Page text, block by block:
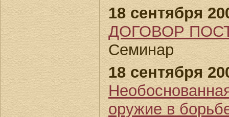
18 сентября
ДОГОВОР
Семинар
18 сентября
оружие в